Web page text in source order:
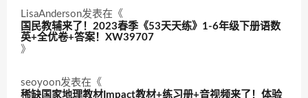
LisaAnderson发表在《
国民教辅来了！2023春季《53天天练》1-6年级下册语数
英+全优卷+答案！XW39707
》
seoyoon发表在《
稀缺国家地理教材Impact教材+练习册+音视频来了！体验